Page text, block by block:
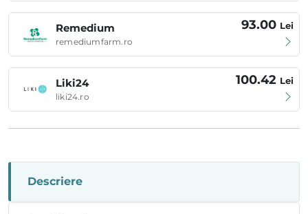
Remedium
remediumfarm.ro
93.00 Lei
Liki24
liki24.ro
100.42 Lei
Descriere